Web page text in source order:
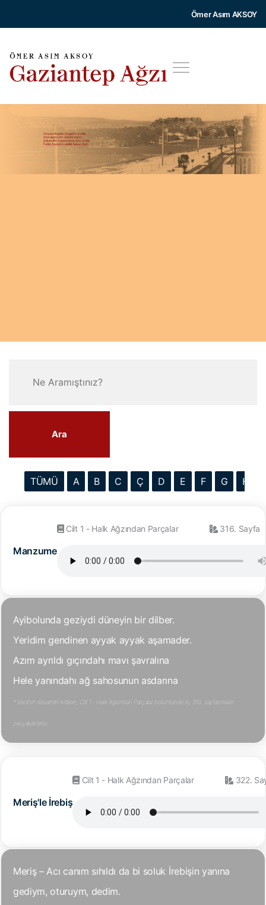
Ömer Asım AKSOY
Ara
TÜMÜ A B C Ç D E F G H
Manzume
Cilt 1 - Halk Ağzından Parçalar 316. Sayfa
Ayibolunda geziydi düneyin bir dilber.
Yeridim gendinen ayyak ayyak aşamader.
Azım ayrıldı gıçındahı mavı şavralına
Hele yanındahı ağ sahosunun asdarına
* Metnin devamını kitabın, Cilt 1 - Halk Ağzından Parçalar bölümünde ki, 316. sayfasından
okuyabilirsiniz.
Meriş'le İrebiş
Cilt 1 - Halk Ağzından Parçalar 322.
Meriş – Acı canım sıhıldı da bi soluk İrebişin yanına
gediym, oturuym, dedim.